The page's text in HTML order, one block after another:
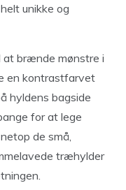
unikke og
at brænde mønstre i
en kontrastfarvet
hyldens bagside
for at lege
de små,
træhylder